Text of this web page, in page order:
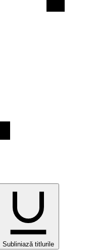
Subliniază titlurile